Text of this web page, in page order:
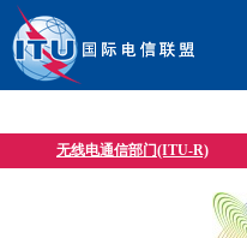
无线电通信部门(ITU-R)